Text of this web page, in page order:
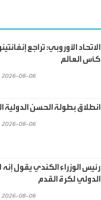
الاتحاد الأوروبي: تراجع
كأس العالم
2026-08-06
انطلاق بطولة الحسن الدولية
2026-08-06
رئيس الوزراء الكندي يقول
الدولي لكرة القدم
2026-08-06